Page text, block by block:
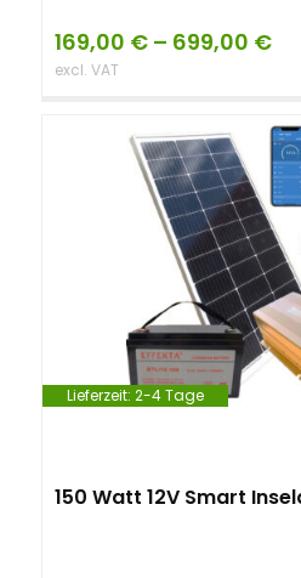
169,00 € – 699,00 €
excl. VAT
Lieferzeit: 2-4 Tage
150 Watt 12V Smart